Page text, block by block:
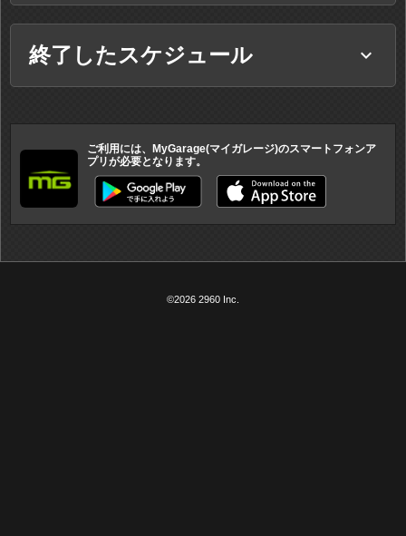
終了したスケジュール keyboard_arrow_down
ご利用には、MyGarage(マイガレージ)のスマートフォンア
プリが必要となります。
©2026 2960 Inc.